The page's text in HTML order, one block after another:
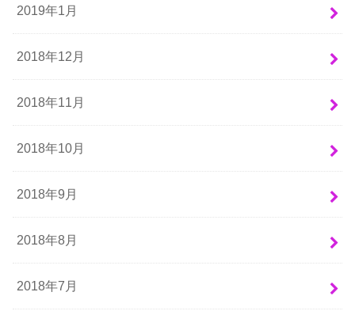
2019年1月
2018年12月
2018年11月
2018年10月
2018年9月
2018年8月
2018年7月